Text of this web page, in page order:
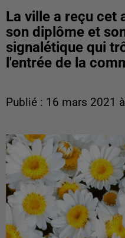
La ville a reçu cet
son diplôme et
signalétique qui
l'entrée de la
Publié : 16 mars 2021